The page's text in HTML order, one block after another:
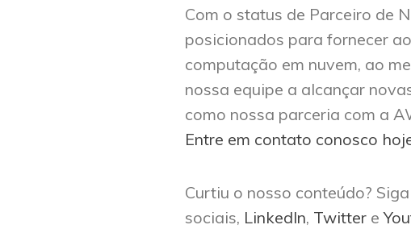
Com o status de Parceiro de
posicionados para fornecer
computação em nuvem, ao
nossa equipe a alcançar
como nossa parceria com a
Entre em contato conosco
Curtiu o nosso conteúdo?
sociais, LinkedIn, Twittere